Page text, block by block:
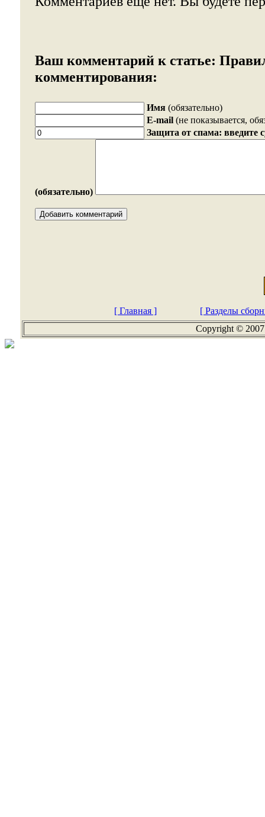
Ваш комментарий к статье:
комментирования:
Имя (обязательно)
E-mail (не показывается,
Защита от спама: введите
(обязательно)
[ Главная ]
[ Разделы
Copyright ©